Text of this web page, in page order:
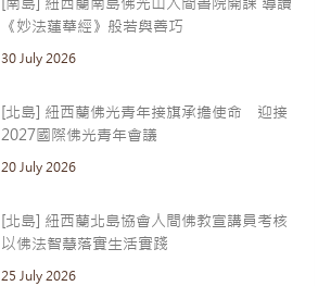
《妙法蓮華經》般若與善巧
30 July 2026
[北島] 紐西蘭佛光青年接旗承擔使命 迎接
2027國際佛光青年會議
20 July 2026
[北島] 紐西蘭北島協會人間佛教宣講員考核
以佛法智慧落實生活實踐
25 July 2026